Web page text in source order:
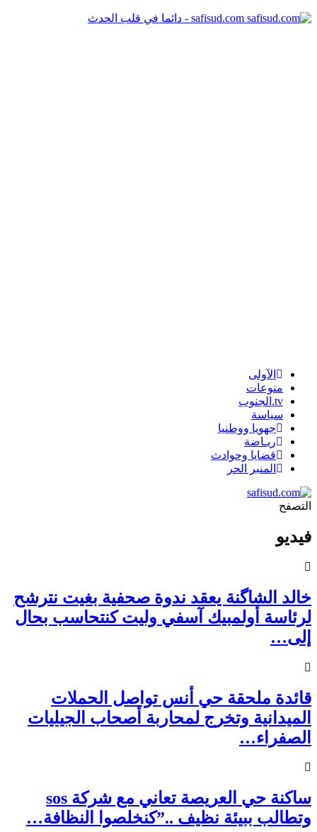
safisud.com - دائما في قلب الحدث
الآولى
منوعات
tv.الجنوب
سياسة
جهويا ووطنيا
ريـاضة
قضايا وحوادث
المنبر الحر
التصفح
فيديو
خالد الشاگنة يعقد ندوة صحفية بغيت نترشح
لرئاسة أولمبيك آسفي وليت كنتحاسب بحال
إلى…
قائدة ملحقة حي أنس تواصل الحملات
الميدانية وتخرج لمحاربة أصحاب الجيليات
الصفراء…
ساكنة حي العريصة تعاني مع شركة sos
وتطالب ببيئة نظيف ..”كنخلصوا النظافة…